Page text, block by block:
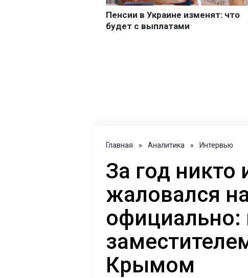
Главная » Аналитика » Интервью
За год никто
жаловался
официально:
Крымом